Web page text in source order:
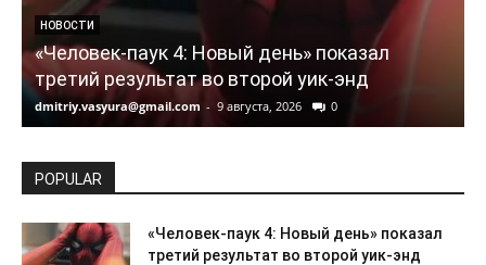
НОВОСТИ
«Человек-паук 4: Новый день» показал
третий результат во второй уик-энд
dmitriy.vasyura@gmail.com - 9 августа, 2026 0
POPULAR
«Человек-паук 4: Новый день» показал
третий результат во второй уик-энд